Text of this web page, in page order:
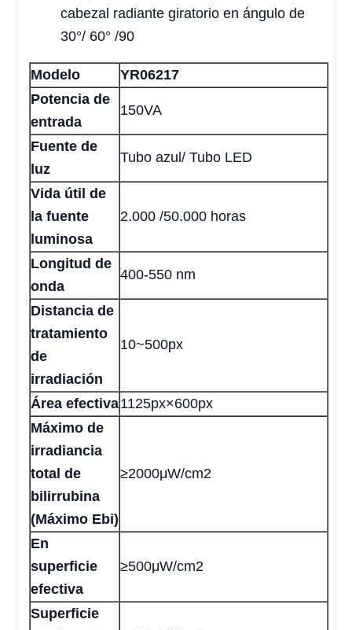
cabezal radiante giratorio en ángulo de
30°/ 60° /90
Modelo
YR06217
Potencia de
entrada
150VA
Fuente de
luz
Tubo azul/ Tubo LED
Vida útil de
la fuente
luminosa
2.000 /50.000 horas
Longitud de
onda
400-550 nm
Distancia de
tratamiento
de
irradiación
10~500px
Área efectiva1125px×600px
Máximo de
irradiancia
total de
bilirrubina
(Máximo Ebi)
≥2000μW/cm2
En
superficie
efectiva
≥500μW/cm2
Superficie